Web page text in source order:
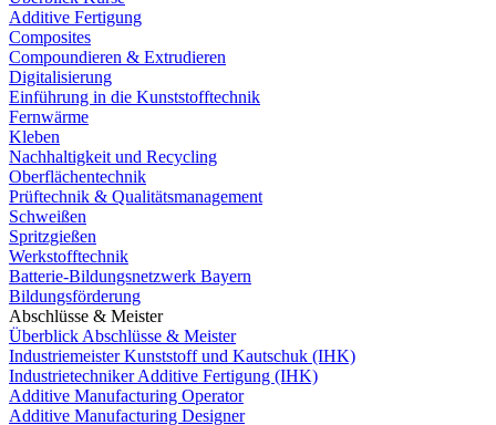
Additive Fertigung
Composites
Compoundieren & Extrudieren
Digitalisierung
Einführung in die Kunststofftechnik
Fernwärme
Kleben
Nachhaltigkeit und Recycling
Oberflächentechnik
Prüftechnik & Qualitätsmanagement
Schweißen
Spritzgießen
Werkstofftechnik
Batterie-Bildungsnetzwerk Bayern
Bildungsförderung
Abschlüsse & Meister
Überblick Abschlüsse & Meister
Industriemeister Kunststoff und Kautschuk (IHK)
Industrietechniker Additive Fertigung (IHK)
Additive Manufacturing Operator
Additive Manufacturing Designer